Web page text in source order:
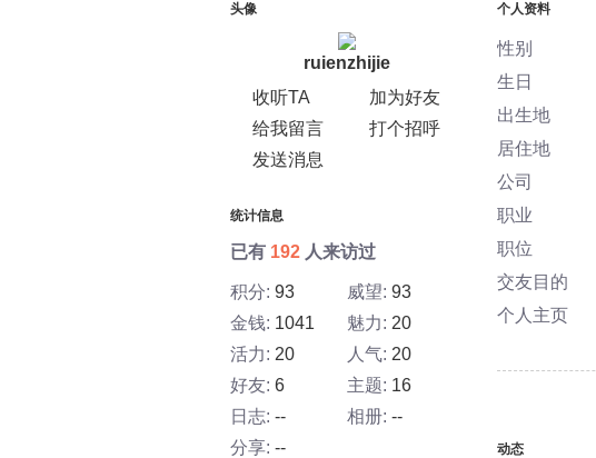
头像
ruienzhijie
收听TA
加为好友
给我留言
打个招呼
发送消息
统计信息
已有 192 人来访过
积分: 93 威望: 93
金钱: 1041 魅力: 20
活力: 20 人气: 20
好友: 6 主题: 16
日志: -- 相册: --
分享: --
个人资料
性别
生日
出生地
居住地
公司
职业
职位
交友目的
个人主页
动态